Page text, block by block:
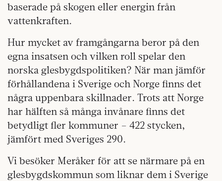
baserade på skogen eller energin från
vattenkraften.
Hur mycket av framgångarna beror på den
egna insatsen och vilken roll spelar den
norska glesbygdspolitiken? När man jämför
förhållandena i Sverige och Norge finns det
några uppenbara skillnader. Trots att Norge
har hälften så många invånare finns det
betydligt fler kommuner – 422 stycken,
jämfört med Sveriges 290.
Vi besöker Meråker för att se närmare på en
glesbygdskommun som liknar dem i Sverige